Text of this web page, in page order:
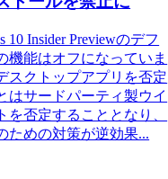
10 Insider Previewのデフ
機能はオフになっていま
スクトップアプリを否定
はサードパーティ製ウイ
を否定することとなり、
ための対策が逆効果...